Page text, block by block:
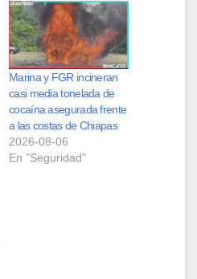
Marina y FGR incineran
casi media tonelada de
cocaína asegurada frente
a las costas de Chiapas
2026-08-06
En "Seguridad"